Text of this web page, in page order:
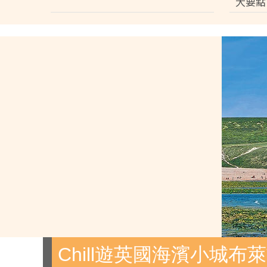
Chill遊英國海濱小城布